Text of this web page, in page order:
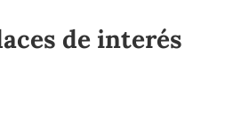
de interés